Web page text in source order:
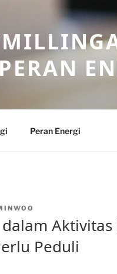
Peran Energi
Aktivitas
Peduli